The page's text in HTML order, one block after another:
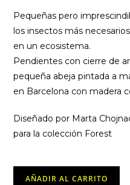
Pequeñas pero
los insectos más
en un ecosistema.
Pendientes con cierre de
pequeña abeja pintada a
en Barcelona con madera
Diseñado por Marta
para la colección Forest
Pendientes
AÑADIR AL CARRITO